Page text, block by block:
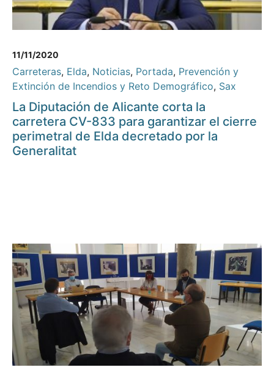
11/11/2020
Carreteras, Elda, Noticias, Portada, Prevención y
Extinción de Incendios y Reto Demográfico, Sax
La Diputación de Alicante corta la
carretera CV-833 para garantizar el cierre
perimetral de Elda decretado por la
Generalitat